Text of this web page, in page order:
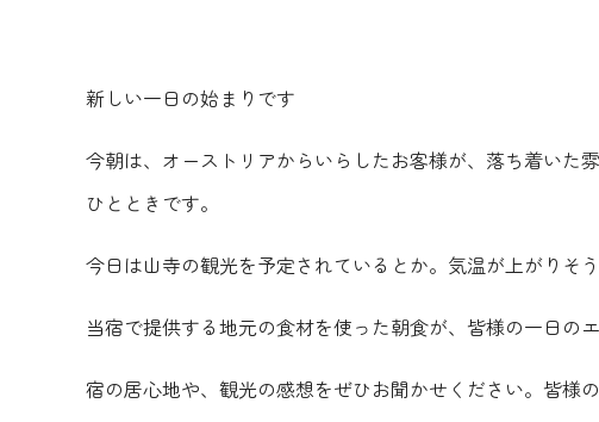
新しい一日の始まりです
今朝は、オーストリアからいらしたお客様が、落ち着いた
ひとときです。
今日は山寺の観光を予定されているとか。気温が上がりそ
当宿で提供する地元の食材を使った朝食が、皆様の一日の
宿の居心地や、観光の感想をぜひお聞かせください。皆様